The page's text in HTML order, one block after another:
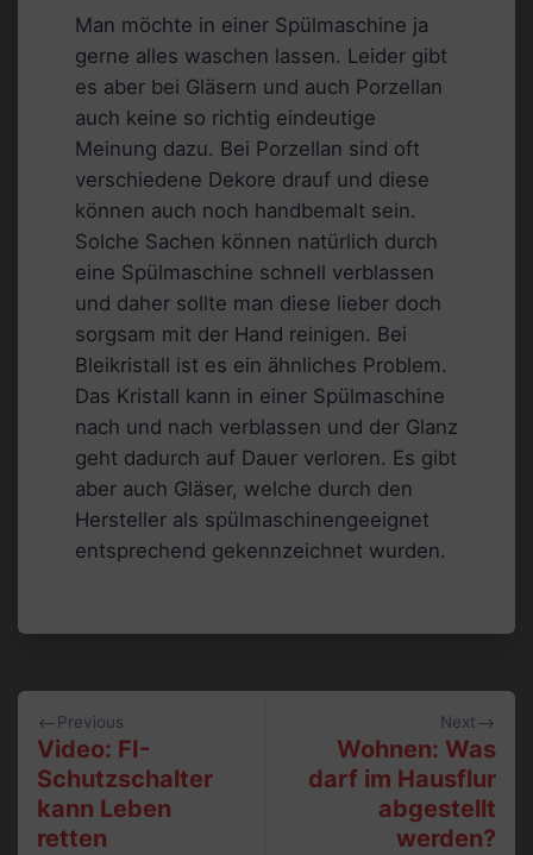
Man möchte in einer Spülmaschine ja
gerne alles waschen lassen. Leider gibt
es aber bei Gläsern und auch Porzellan
auch keine so richtig eindeutige
Meinung dazu. Bei Porzellan sind oft
verschiedene Dekore drauf und diese
können auch noch handbemalt sein.
Solche Sachen können natürlich durch
eine Spülmaschine schnell verblassen
und daher sollte man diese lieber doch
sorgsam mit der Hand reinigen. Bei
Bleikristall ist es ein ähnliches Problem.
Das Kristall kann in einer Spülmaschine
nach und nach verblassen und der Glanz
geht dadurch auf Dauer verloren. Es gibt
aber auch Gläser, welche durch den
Hersteller als spülmaschinengeeignet
entsprechend gekennzeichnet wurden.
Beitragsnavigation
Previous
Video: FI-
Schutzschalter
kann Leben
retten
Next
Wohnen: Was
darf im Hausflur
abgestellt
werden?